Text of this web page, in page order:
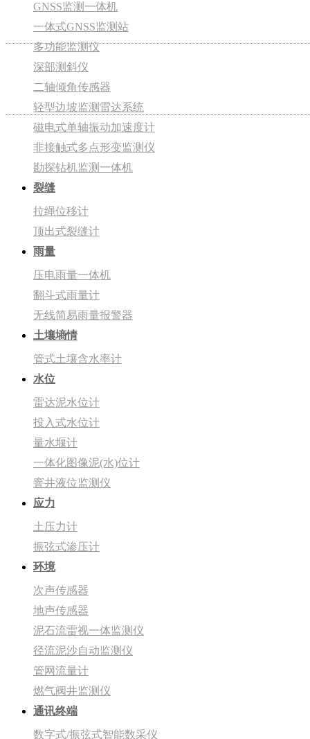
GNSS监测一体机
一体式GNSS监测站
多功能监测仪
深部测斜仪
二轴倾角传感器
轻型边坡监测雷达系统
磁电式单轴振动加速度计
非接触式多点形变监测仪
勘探钻机监测一体机
裂缝
拉绳位移计
顶出式裂缝计
雨量
压电雨量一体机
翻斗式雨量计
无线简易雨量报警器
土壤墒情
管式土壤含水率计
水位
雷达泥水位计
投入式水位计
量水堰计
一体化图像泥(水)位计
窨井液位监测仪
应力
土压力计
振弦式渗压计
环境
次声传感器
地声传感器
泥石流雷视一体监测仪
径流泥沙自动监测仪
管网流量计
燃气阀井监测仪
通讯终端
数字式/振弦式智能数采仪